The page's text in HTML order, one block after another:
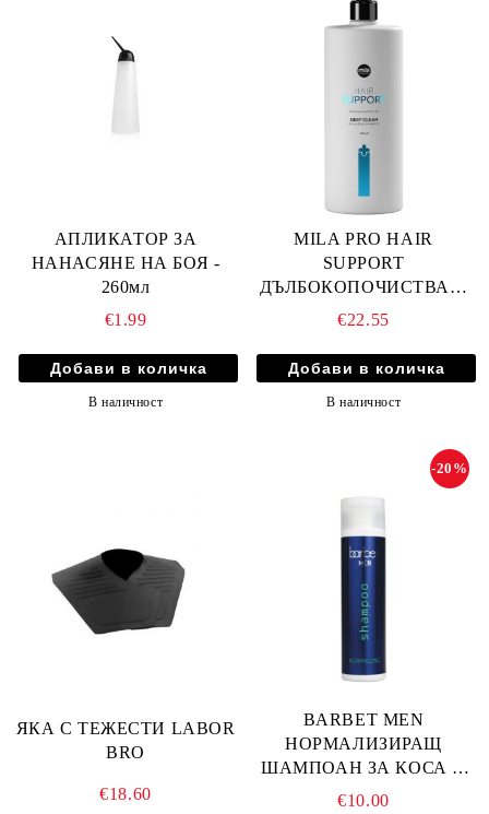
АПЛИКАТОР ЗА
НАНАСЯНЕ НА БОЯ -
260мл
€1.99
В наличност
MILA PRO HAIR
SUPPORT
ДЪЛБОКОПОЧИСТВАЩ
ШАМПОАН 1000мл
€22.55
В наличност
ЯКА С ТЕЖЕСТИ LABOR
BRO
€18.60
BARBET MEN
НОРМАЛИЗИРАЩ
ШАМПОАН ЗА КОСА И
БРАДА - 250мл
-20%
€10.00